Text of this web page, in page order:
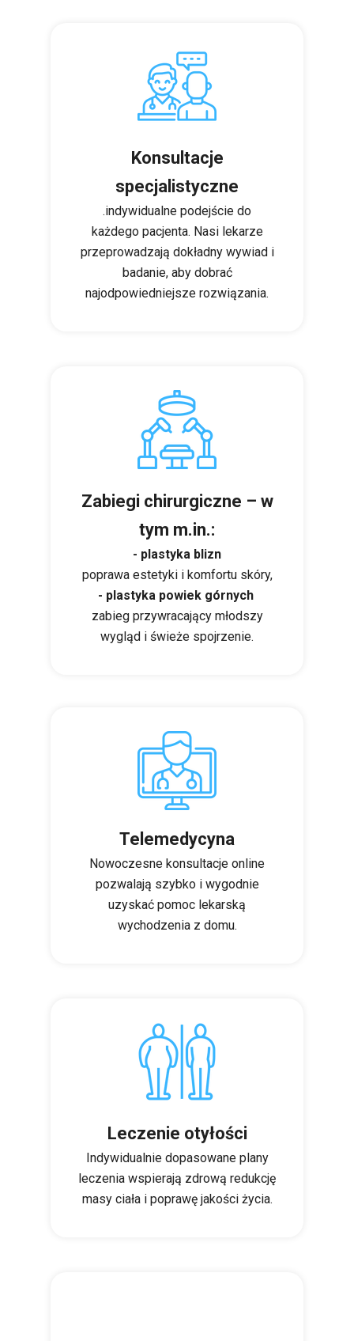
Konsultacje
specjalistyczne
.indywidualne podejście do
każdego pacjenta. Nasi lekarze
przeprowadzają dokładny wywiad i
badanie, aby dobrać
najodpowiedniejsze rozwiązania.
Zabiegi chirurgiczne – w
tym m.in.:
- plastyka blizn
poprawa estetyki i komfortu skóry,
- plastyka powiek górnych
zabieg przywracający młodszy
wygląd i świeże spojrzenie.
Telemedycyna
Nowoczesne konsultacje online
pozwalają szybko i wygodnie
uzyskać pomoc lekarską
wychodzenia z domu.
Leczenie otyłości
Indywidualnie dopasowane plany
leczenia wspierają zdrową redukcję
masy ciała i poprawę jakości życia.